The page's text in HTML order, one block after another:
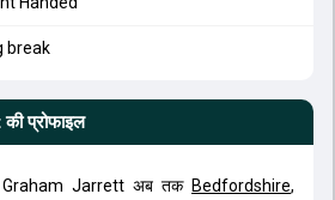
break
की प्रोफाइल
Graham Jarrett अब तक Bedfordshire,